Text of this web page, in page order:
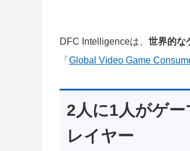
DFC Intelligenceは、 世界的な
「Global Video Game
2人に1人がゲ
レイヤー